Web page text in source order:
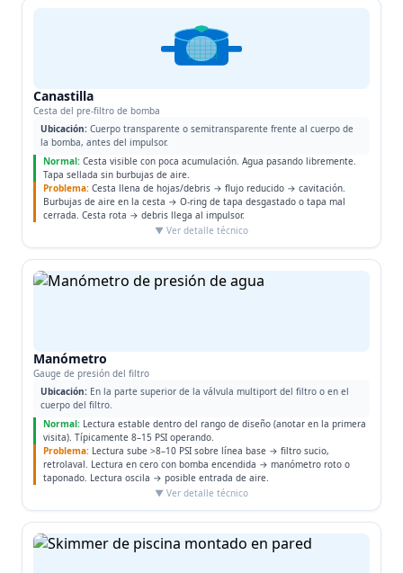
Canastilla
Cesta del pre-filtro de bomba
Ubicación: Cuerpo transparente o semitransparente frente al cuerpo de
la bomba, antes del impulsor.
Normal: Cesta visible con poca acumulación. Agua pasando libremente.
Tapa sellada sin burbujas de aire.
Problema: Cesta llena de hojas/debris → flujo reducido → cavitación.
Burbujas de aire en la cesta → O-ring de tapa desgastado o tapa mal
cerrada. Cesta rota → debris llega al impulsor.
▼ Ver detalle técnico
Manómetro
Gauge de presión del filtro
Ubicación: En la parte superior de la válvula multiport del filtro o en el
cuerpo del filtro.
Normal: Lectura estable dentro del rango de diseño (anotar en la primera
visita). Típicamente 8–15 PSI operando.
Problema: Lectura sube >8–10 PSI sobre línea base → filtro sucio,
retrolaval. Lectura en cero con bomba encendida → manómetro roto o
taponado. Lectura oscila → posible entrada de aire.
▼ Ver detalle técnico